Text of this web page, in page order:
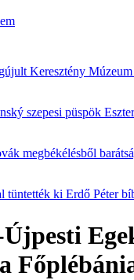
Keresztény Múzeum
szepesi püspök
megbékélésből
tüntették ki Erdő Péter